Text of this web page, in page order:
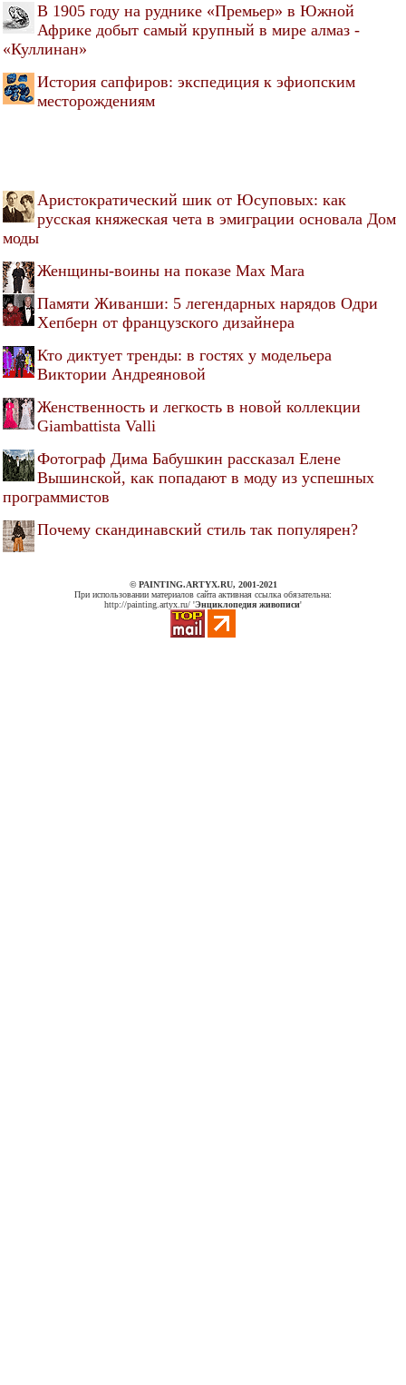
В 1905 году на руднике «Премьер» в Южной
Африке добыт самый крупный в мире алмаз -
«Куллинан»
История сапфиров: экспедиция к эфиопским
месторождениям
Аристократический шик от Юсуповых: как
русская княжеская чета в эмиграции основала Дом
моды
Женщины-воины на показе Max Mara
Памяти Живанши: 5 легендарных нарядов Одри
Хепберн от французского дизайнера
Кто диктует тренды: в гостях у модельера
Виктории Андреяновой
Женственность и легкость в новой коллекции
Giambattista Valli
Фотограф Дима Бабушкин рассказал Елене
Вышинской, как попадают в моду из успешных
программистов
Почему скандинавский стиль так популярен?
© PAINTING.ARTYX.RU, 2001-2021
При использовании материалов сайта активная ссылка обязательна:
http://painting.artyx.ru/ 'Энциклопедия живописи'